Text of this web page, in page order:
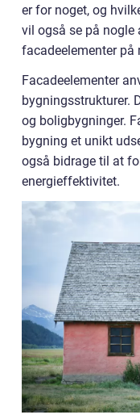
er for noget, og
vil også se på
facadeelementer på
Facadeelementer
bygningsstrukturer.
og boligbygninger.
bygning et unikt
også bidrage til at
energieffektivitet.